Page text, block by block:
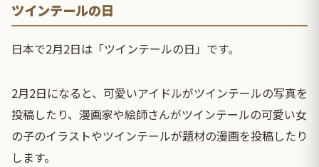
ツインテールの日
日本で2月2日は「ツインテールの日」です。
2月2日になると、可愛いアイドルがツインテールの写真を
投稿したり、漫画家や絵師さんがツインテールの可愛い女
の子のイラストやツインテールが題材の漫画を投稿したり
します。